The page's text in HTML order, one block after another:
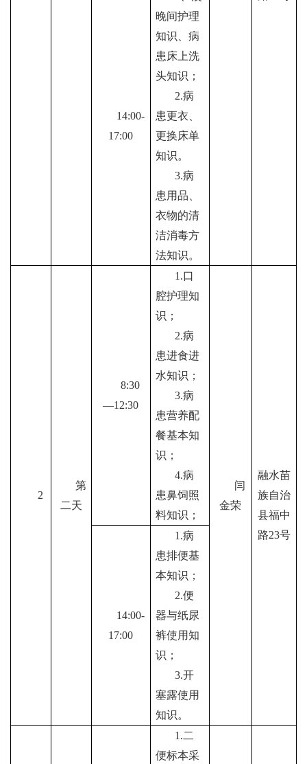
14:00-
1 7:00
晚间护理
知识、病
患床上洗
头知识；
2.病
患更衣、
更换床单
知识。
3.病
患用品、
衣物的清
洁消毒方
法知识。
2
第
二天
8:30
—12:30
1.口
腔护理知
识；
2.病
患进食进
水知识；
3.病
患营养配
餐基本知
识；
4.病
患鼻饲照
料知识；
闫
金荣
融水苗
族自治
县福中
路23号
14:00-
1 7:00
1.病
患排便基
本知识；
2.便
器与纸尿
裤使用知
识；
3.开
塞露使用
知识。
1.二
便标本采